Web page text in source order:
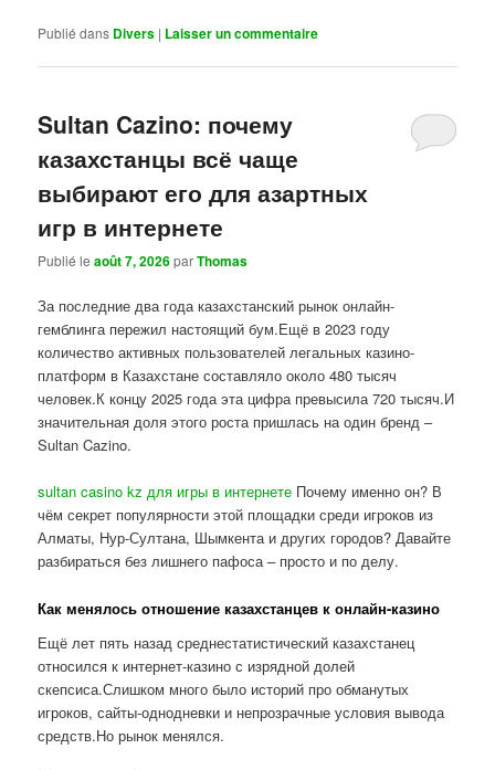
Publié dans Divers | Laisser un commentaire
Sultan Cazino: почему
казахстанцы всё чаще
выбирают его для азартных
игр в интернете
Publié leaoût 7, 2026parThomas
За последние два года казахстанский рынок онлайн-
гемблинга пережил настоящий бум.Ещё в 2023 году
количество активных пользователей легальных казино-
платформ в Казахстане составляло около 480 тысяч
человек.К концу 2025 года эта цифра превысила 720 тысяч.И
значительная доля этого роста пришлась на один бренд –
Sultan Cazino.
sultan casino kz для игры в интернете Почему именно он? В
чём секрет популярности этой площадки среди игроков из
Алматы, Нур-Султана, Шымкента и других городов? Давайте
разбираться без лишнего пафоса – просто и по делу.
Как менялось отношение казахстанцев к онлайн-казино
Ещё лет пять назад среднестатистический казахстанец
относился к интернет-казино с изрядной долей
скепсиса.Слишком много было историй про обманутых
игроков, сайты-однодневки и непрозрачные условия вывода
средств.Но рынок менялся.